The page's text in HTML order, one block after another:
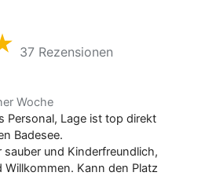
37 Rezensionen
Woche
Personal, Lage ist top direkt
Badesee.
sauber und Kinderfreundlich,
Willkommen. Kann den Platz